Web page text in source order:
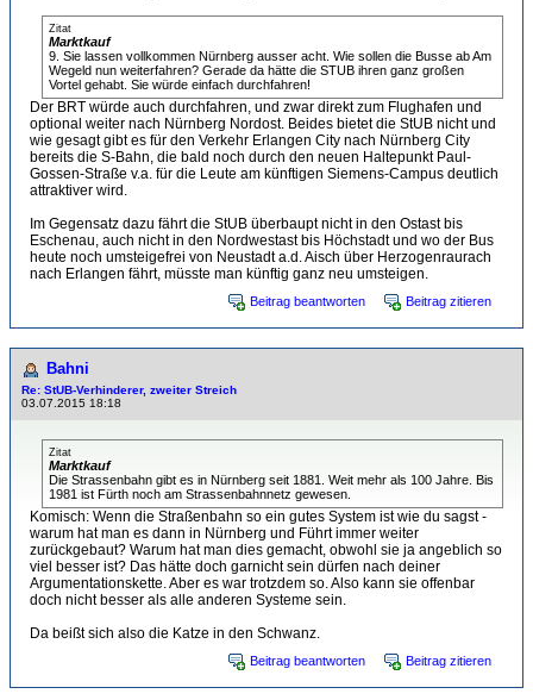
Zitat
Marktkauf
9. Sie lassen vollkommen Nürnberg ausser acht. Wie sollen die Busse ab Am
Wegeld nun weiterfahren? Gerade da hätte die STUB ihren ganz großen
Vortel gehabt. Sie würde einfach durchfahren!
Der BRT würde auch durchfahren, und zwar direkt zum Flughafen und
optional weiter nach Nürnberg Nordost. Beides bietet die StUB nicht und
wie gesagt gibt es für den Verkehr Erlangen City nach Nürnberg City
bereits die S-Bahn, die bald noch durch den neuen Haltepunkt Paul-
Gossen-Straße v.a. für die Leute am künftigen Siemens-Campus deutlich
attraktiver wird.
Im Gegensatz dazu fährt die StUB überbaupt nicht in den Ostast bis
Eschenau, auch nicht in den Nordwestast bis Höchstadt und wo der Bus
heute noch umsteigefrei von Neustadt a.d. Aisch über Herzogenraurach
nach Erlangen fährt, müsste man künftig ganz neu umsteigen.
Beitrag beantworten Beitrag zitieren
Bahni
Re: StUB-Verhinderer, zweiter Streich
03.07.2015 18:18
Zitat
Marktkauf
Die Strassenbahn gibt es in Nürnberg seit 1881. Weit mehr als 100 Jahre. Bis
1981 ist Fürth noch am Strassenbahnnetz gewesen.
Komisch: Wenn die Straßenbahn so ein gutes System ist wie du sagst -
warum hat man es dann in Nürnberg und Führt immer weiter
zurückgebaut? Warum hat man dies gemacht, obwohl sie ja angeblich so
viel besser ist? Das hätte doch garnicht sein dürfen nach deiner
Argumentationskette. Aber es war trotzdem so. Also kann sie offenbar
doch nicht besser als alle anderen Systeme sein.
Da beißt sich also die Katze in den Schwanz.
Beitrag beantworten Beitrag zitieren